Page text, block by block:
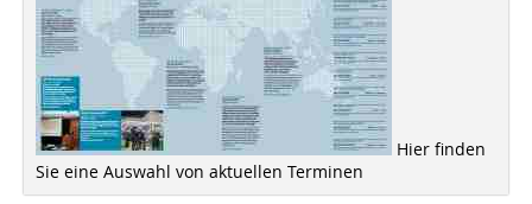
Hier finden
Sie eine Auswahl von aktuellen Terminen